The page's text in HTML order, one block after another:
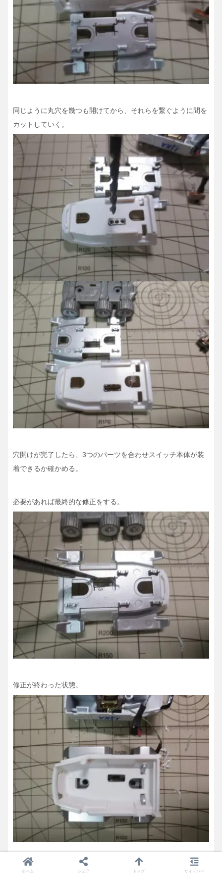
同じように丸穴を幾つも開けてから、それらを繋ぐように間を
カットしていく。
穴開けが完了したら、3つのパーツを合わせスイッチ本体が装
着できるか確かめる。
必要があれば最終的な修正をする。
修正が終わった状態。
ぴったりサイズでスイッチが収められた。
ホーム シェア トップ サイドバー